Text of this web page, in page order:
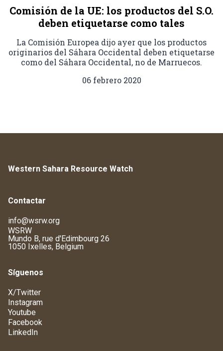
Comisión de la UE: los productos del S.O.
deben etiquetarse como tales
La Comisión Europea dijo ayer que los productos
originarios del Sáhara Occidental deben etiquetarse
como del Sáhara Occidental, no de Marruecos.
06 febrero 2020
Western Sahara Resource Watch
Contactar
info@wsrw.org
WSRW
Mundo B, rue d'Edimbourg 26
1050 Ixelles, Belgium
Síguenos
X/Twitter
Instagram
Youtube
Facebook
LinkedIn